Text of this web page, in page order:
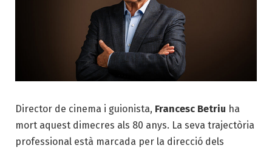
Director de cinema i guionista, Francesc Betriu ha
mort aquest dimecres als 80 anys. La seva trajectòria
professional està marcada per la direcció dels